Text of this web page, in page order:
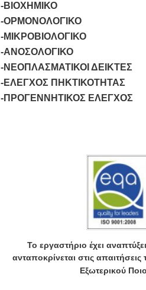
-ΒΙΟΧΗΜΙΚΟ
-ΟΡΜΟΝΟΛΟΓΙΚΟ
-ΜΙΚΡΟΒΙΟΛΟΓΙΚΟ
-ΑΝΟΣΟΛΟΓΙΚΟ
-ΝΕΟΠΛΑΣΜΑΤΙΚΟΙ ΔΕΙΚΤΕΣ
-ΕΛΕΓΧΟΣ ΠΗΚΤΙΚΟΤΗΤΑΣ
-ΠΡΟΓΕΝΝΗΤΙΚΟΣ ΕΛΕΓΧΟΣ
Το εργαστήριο έχει
ανταποκρίνεται στις απαιτήσεις
Εξωτερικού